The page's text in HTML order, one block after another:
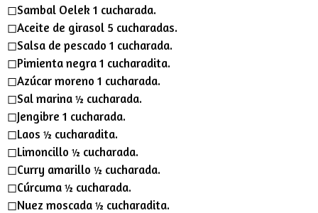
◻︎Sambal Oelek 1 cucharada.
◻︎Aceite de girasol 5 cucharadas.
◻︎Salsa de pescado 1 cucharada.
◻︎Pimienta negra 1 cucharadita.
◻︎Azúcar moreno 1 cucharada.
◻︎Sal marina ½ cucharada.
◻︎Jengibre 1 cucharada.
◻︎Laos ½ cucharadita.
◻︎Limoncillo ½ cucharada.
◻︎Curry amarillo ½ cucharada.
◻︎Cúrcuma ½ cucharada.
◻︎Nuez moscada ½ cucharadita.